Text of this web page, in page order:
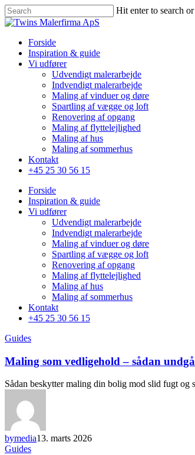
Skip
to
content
Hit enter to search
Close
Menu
Forside
Inspiration & guide
Vi udfører
Udvendigt malerarbejde
Indvendigt malerarbejde
Maling af vinduer og døre
Spartling af vægge og loft
Renovering af opgang
Maling af flyttelejlighed
Maling af hus
Maling af sommerhus
Kontakt
+45 25 30 56 15
Forside
Inspiration & guide
Vi udfører
Udvendigt malerarbejde
Indvendigt malerarbejde
Maling af vinduer og døre
Spartling af vægge og loft
Renovering af opgang
Maling af flyttelejlighed
Maling af hus
Maling af sommerhus
Kontakt
+45 25 30 56 15
Guides
Maling som vedligehold – sådan
Sådan beskytter maling din bolig mod slid fugt
bymedia13. marts 2026
Guides